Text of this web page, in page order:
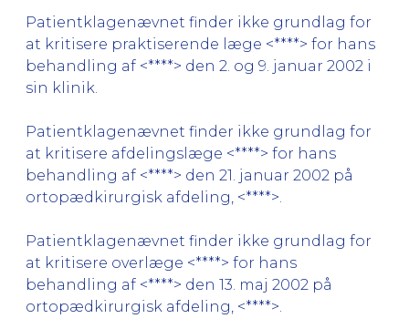
Patientklagenævnet finder ikke grundlag for
at kritisere praktiserende læge <****> for hans
behandling af <****> den 2. og 9. januar 2002 i
sin klinik.
Patientklagenævnet finder ikke grundlag for
at kritisere afdelingslæge <****> for hans
behandling af <****> den 21. januar 2002 på
ortopædkirurgisk afdeling, <****>.
Patientklagenævnet finder ikke grundlag for
at kritisere overlæge <****> for hans
behandling af <****> den 13. maj 2002 på
ortopædkirurgisk afdeling, <****>.